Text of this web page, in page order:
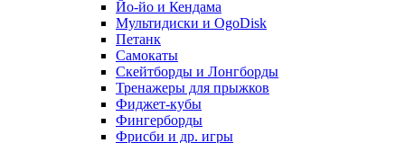
Йо-йо и Кендама
Мультидиски и OgoDisk
Петанк
Самокаты
Скейтборды и Лонгборды
Тренажеры для прыжков
Фиджет-кубы
Фингерборды
Фрисби и др. игры